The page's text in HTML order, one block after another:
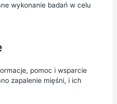
wykonanie badań w celu
pomoc i wsparcie
zapalenie mięśni, i ich